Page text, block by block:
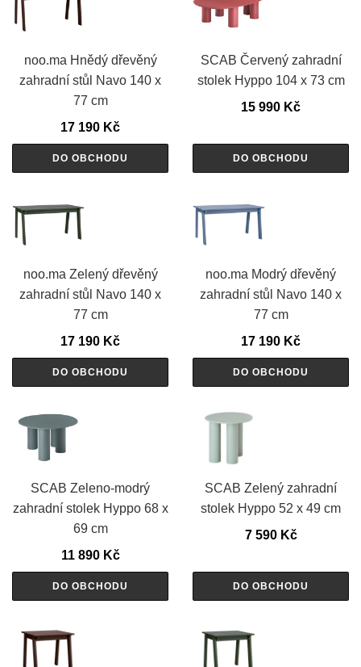
noo.ma Hnědý dřevěný
zahradní stůl Navo 140 x
77 cm
17 190 Kč
DO OBCHODU
SCAB Červený zahradní
stolek Hyppo 104 x 73 cm
15 990 Kč
DO OBCHODU
noo.ma Zelený dřevěný
zahradní stůl Navo 140 x
77 cm
17 190 Kč
DO OBCHODU
noo.ma Modrý dřevěný
zahradní stůl Navo 140 x
77 cm
17 190 Kč
DO OBCHODU
SCAB Zeleno-modrý
zahradní stolek Hyppo 68 x
69 cm
11 890 Kč
DO OBCHODU
SCAB Zelený zahradní
stolek Hyppo 52 x 49 cm
7 590 Kč
DO OBCHODU